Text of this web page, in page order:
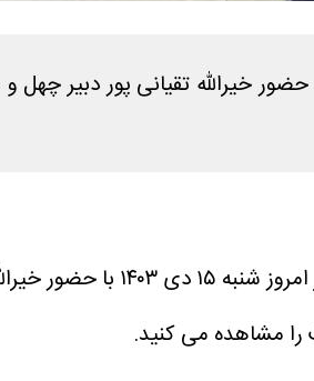
خبری چهل و سومین جشنواره بین المللی تئاتر فجر امروز شنبه ۱۵
نشست خبری چهل و سومین
را مشاهده می کنید.